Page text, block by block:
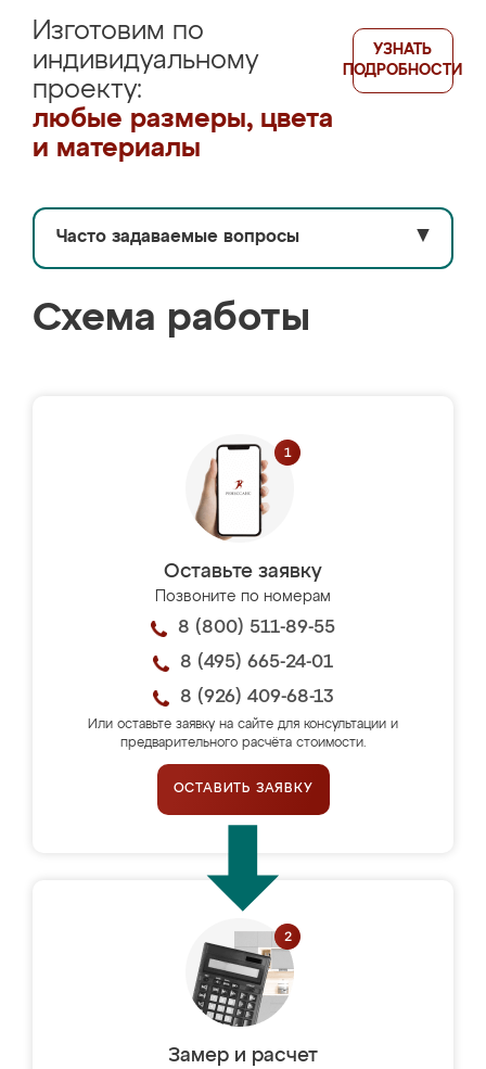
Изготовим по
индивидуальному
проекту:
любые размеры, цвета
и материалы
УЗНАТЬ
ПОДРОБНОСТИ
Часто задаваемые вопросы ▼
Схема работы
Оставьте заявку
Позвоните по номерам
8 (800) 511-89-55
8 (495) 665-24-01
8 (926) 409-68-13
Или оставьте заявку на сайте для консультации и
предварительного расчёта стоимости.
ОСТАВИТЬ ЗАЯВКУ
Замер и расчет